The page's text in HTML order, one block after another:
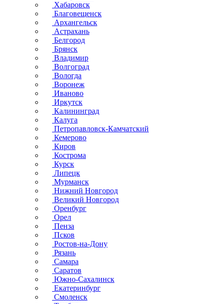
Хабаровск
Благовещенск
Архангельск
Астрахань
Белгород
Брянск
Владимир
Волгоград
Вологда
Воронеж
Иваново
Иркутск
Калининград
Калуга
Петропавловск-Камчатский
Кемерово
Киров
Кострома
Курск
Липецк
Мурманск
Нижний Новгород
Великий Новгород
Оренбург
Орел
Пенза
Псков
Ростов-на-Дону
Рязань
Самара
Саратов
Южно-Сахалинск
Екатеринбург
Смоленск